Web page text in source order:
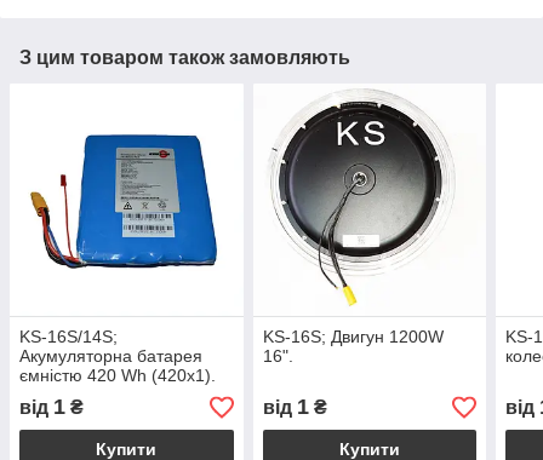
З цим товаром також замовляють
KS-16S/14S;
Акумуляторна батарея
ємністю 420 Wh (420x1).
від 1 ₴
Купити
KS-16S; Двигун 1200W
16".
від 1₴
Купити
KS-
від